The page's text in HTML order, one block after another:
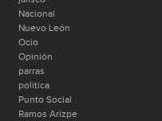
Nacional
Nuevo León
Ocio
Opinión
parras
politica
Punto Social
Ramos Arizpe